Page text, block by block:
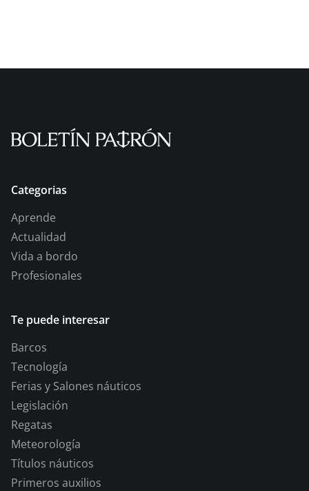
Categorias
Aprende
Actualidad
Vida a bordo
Profesionales
Te puede interesar
Barcos
Tecnología
Ferias y Salones náuticos
Legislación
Regatas
Meteorología
Títulos náuticos
Primeros auxilios